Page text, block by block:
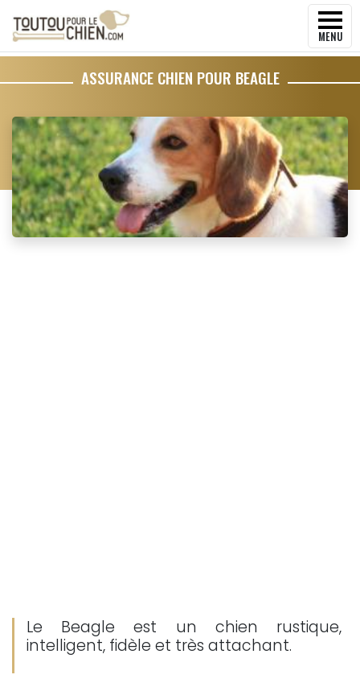
MENU
ASSURANCE CHIEN POUR BEAGLE
Le Beagle est un chien rustique,
intelligent, fidèle et très attachant.